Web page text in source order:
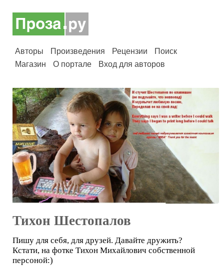
Авторы Произведения Рецензии
Поиск
Магазин
О портале Вход для авторов
Тихон Шестопалов
Пишу для себя, для друзей. Давайте дружить?
Кстати, на фотке Тихон Михайлович собственной
персоной:)